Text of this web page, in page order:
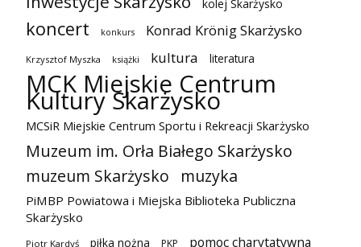
kolej Skarżysko
koncert konkurs Konrad Krönig Skarżysko
Krzysztof Myszka książki kultura literatura
MCK Miejskie Centrum
Kultury Skarżysko
MCSiR Miejskie Centrum Sportu i Rekreacji Skarżysko
Muzeum im. Orła Białego Skarżysko
muzeum Skarżysko
muzyka
PiMBP Powiatowa i Miejska Biblioteka Publiczna
Skarżysko
Piotr Kardyś piłka nożna PKP pomoc charytatywna